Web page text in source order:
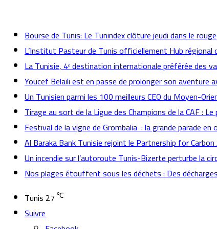
Bourse de Tunis: Le Tunindex clôture jeudi dans le
L’Institut Pasteur de Tunis officiellement Hub régional
La Tunisie, 4ᵉ destination internationale préférée des
Youcef Belaïli est en passe de prolonger son aventure
Un Tunisien parmi les 100 meilleurs CEO du Moyen-
Tirage au sort de la Ligue des Champions de la CAF :
Festival de la vigne de Grombalia : la grande parade en
Al Baraka Bank Tunisie rejoint le Partnership for
Un incendie sur l’autoroute Tunis-Bizerte perturbe la
Nos plages étouffent sous les déchets : Des
Tunis 27 ℃
Suivre